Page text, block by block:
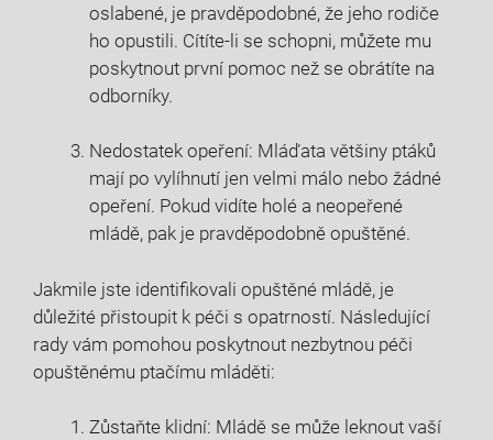
oslabené, je pravděpodobné, že jeho rodiče
ho opustili. Cítíte-li se schopni, můžete mu
poskytnout první pomoc než se obrátíte na
odborníky.
Nedostatek opeření: Mláďata většiny ptáků
mají po vylíhnutí jen velmi málo nebo žádné
opeření. Pokud vidíte holé a neopeřené
mládě, pak je pravděpodobně opuštěné.
Jakmile jste identifikovali opuštěné mládě, je
důležité přistoupit k péči s opatrností. Následující
rady vám pomohou poskytnout nezbytnou péči
opuštěnému ptačímu mláděti:
Zůstaňte klidní: Mládě se může leknout vaší